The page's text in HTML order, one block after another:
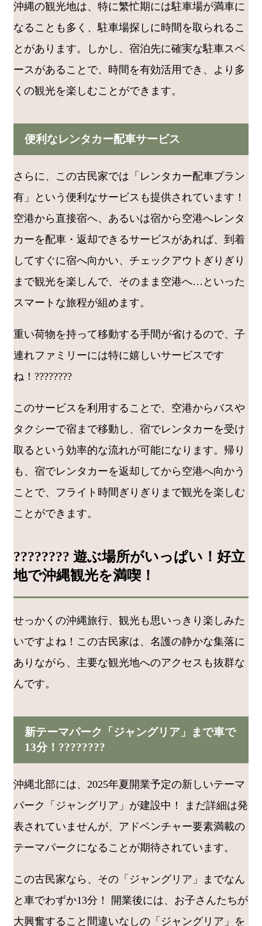
沖縄の観光地は、特に繁忙期には駐車場が満車に
なることも多く、駐車場探しに時間を取られるこ
とがあります。しかし、宿泊先に確実な駐車スペ
ースがあることで、時間を有効活用でき、より多
くの観光を楽しむことができます。
便利なレンタカー配車サービス
さらに、この古民家では「レンタカー配車プラン
有」という便利なサービスも提供されています！
空港から直接宿へ、あるいは宿から空港へレンタ
カーを配車・返却できるサービスがあれば、到着
してすぐに宿へ向かい、チェックアウトぎりぎり
まで観光を楽しんで、そのまま空港へ…といった
スマートな旅程が組めます。
重い荷物を持って移動する手間が省けるので、子
連れファミリーには特に嬉しいサービスです
ね！????????
このサービスを利用することで、空港からバスや
タクシーで宿まで移動し、宿でレンタカーを受け
取るという効率的な流れが可能になります。帰り
も、宿でレンタカーを返却してから空港へ向かう
ことで、フライト時間ぎりぎりまで観光を楽しむ
ことができます。
???????? 遊ぶ場所がいっぱい！好立
地で沖縄観光を満喫！
せっかくの沖縄旅行、観光も思いっきり楽しみた
いですよね！この古民家は、名護の静かな集落に
ありながら、主要な観光地へのアクセスも抜群な
んです。
新テーマパーク「ジャングリア」まで車で
13分！????????
沖縄北部には、2025年夏開業予定の新しいテーマ
パーク「ジャングリア」が建設中！ まだ詳細は発
表されていませんが、アドベンチャー要素満載の
テーマパークになることが期待されています。
この古民家なら、その「ジャングリア」までなん
と車でわずか13分！ 開業後には、お子さんたちが
大興奮すること間違いなしの「ジャングリア」を